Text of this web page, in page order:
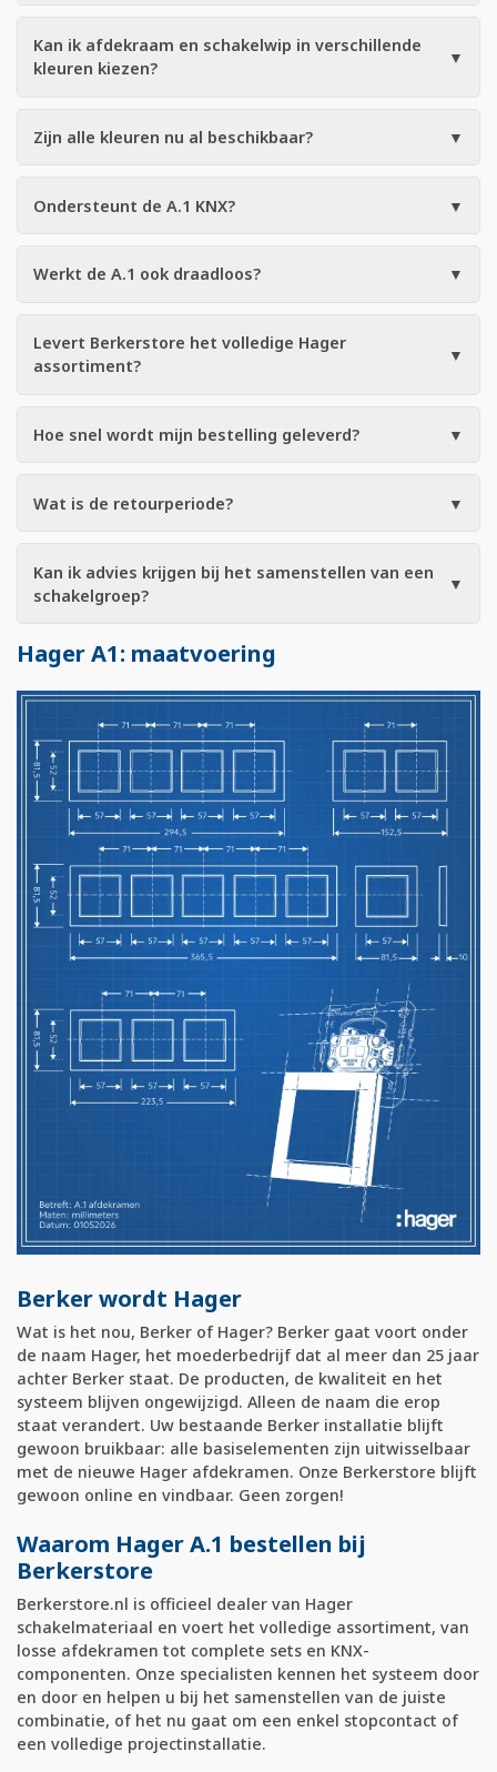
Kan ik afdekraam en schakelwip in verschillende
kleuren kiezen?
▼
Zijn alle kleuren nu al beschikbaar? ▼
Ondersteunt de A.1 KNX? ▼
Werkt de A.1 ook draadloos? ▼
Levert Berkerstore het volledige Hager
assortiment?
▼
Hoe snel wordt mijn bestelling geleverd? ▼
Wat is de retourperiode? ▼
Kan ik advies krijgen bij het samenstellen van een
schakelgroep?
▼
Hager A1: maatvoering
Berker wordt Hager
Wat is het nou, Berker of Hager? Berker gaat voort onder
de naam Hager, het moederbedrijf dat al meer dan 25 jaar
achter Berker staat. De producten, de kwaliteit en het
systeem blijven ongewijzigd. Alleen de naam die erop
staat verandert. Uw bestaande Berker installatie blijft
gewoon bruikbaar: alle basiselementen zijn uitwisselbaar
met de nieuwe Hager afdekramen. Onze Berkerstore blijft
gewoon online en vindbaar. Geen zorgen!
Waarom Hager A.1 bestellen bij
Berkerstore
Berkerstore.nl is officieel dealer van Hager
schakelmateriaal en voert het volledige assortiment, van
losse afdekramen tot complete sets en KNX-
componenten. Onze specialisten kennen het systeem door
en door en helpen u bij het samenstellen van de juiste
combinatie, of het nu gaat om een enkel stopcontact of
een volledige projectinstallatie.